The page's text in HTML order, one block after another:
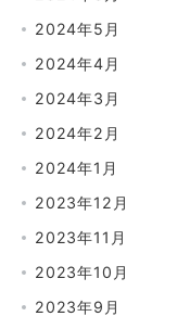
2024年5月
2024年4月
2024年3月
2024年2月
2024年1月
2023年12月
2023年11月
2023年10月
2023年9月